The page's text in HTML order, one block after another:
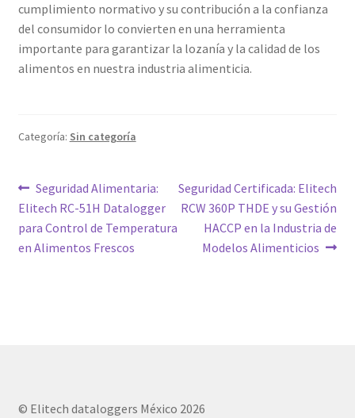
cumplimiento normativo y su contribución a la confianza
del consumidor lo convierten en una herramienta
importante para garantizar la lozanía y la calidad de los
alimentos en nuestra industria alimenticia.
Categoría: Sin categoría
Navegación
de
entradas
Entrada
anterior:
Seguridad Alimentaria:
Elitech RC-51H Datalogger
para Control de Temperatura
en Alimentos Frescos
Siguiente
entrada:
Seguridad Certificada: Elitech
RCW 360P THDE y su Gestión
HACCP en la Industria de
Modelos Alimenticios
© Elitech dataloggers México 2026